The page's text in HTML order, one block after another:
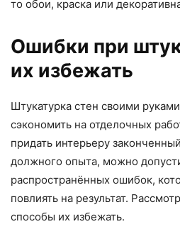
то обои, краска или
Ошибки при
их избежать
Штукатурка стен своими
сэкономить на отделочных
придать интерьеру
должного опыта, можно
распространённых ошибок,
повлиять на результат.
способы их избежать.